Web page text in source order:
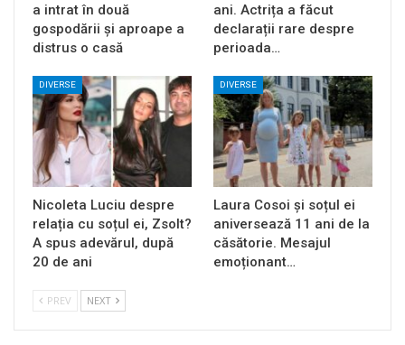
a intrat în două
gospodării și aproape a
distrus o casă
ani. Actrița a făcut
declarații rare despre
perioada…
DIVERSE
Nicoleta Luciu despre
relația cu soțul ei, Zsolt?
A spus adevărul, după
20 de ani
DIVERSE
Laura Cosoi și soțul ei
aniversează 11 ani de la
căsătorie. Mesajul
emoționant…
PREV NEXT